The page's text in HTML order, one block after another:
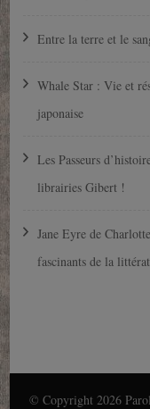
Entre la terre et le
Whale Star : Vie et
japonaise
Les Passeurs
librairies Gibert !
Jane Eyre de
fascinants de la
© Copyright 2026